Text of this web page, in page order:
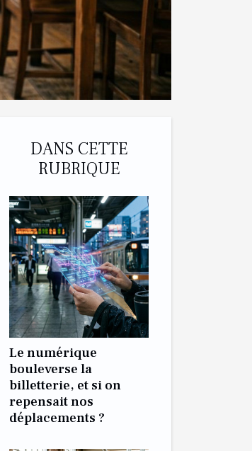
DANS CETTE
RUBRIQUE
Le numérique
bouleverse la
billetterie, et si on
repensait nos
déplacements ?